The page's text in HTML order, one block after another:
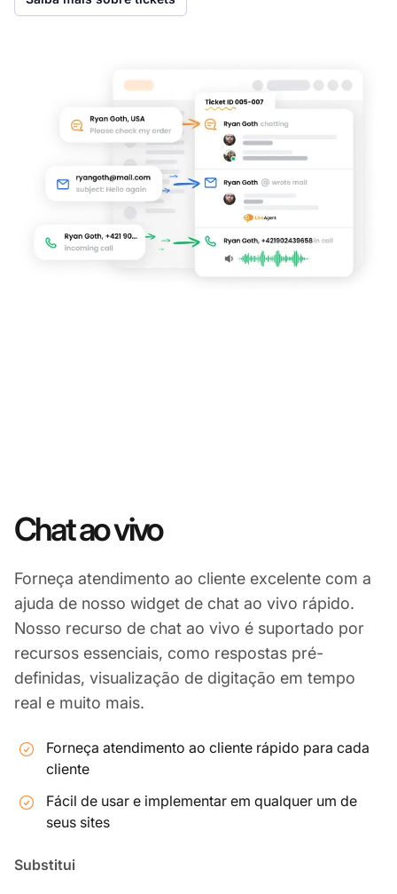
Chat ao vivo
Forneça atendimento ao cliente excelente com a
ajuda de nosso widget de chat ao vivo rápido.
Nosso recurso de chat ao vivo é suportado por
recursos essenciais, como respostas pré-
definidas, visualização de digitação em tempo
real e muito mais.
Forneça atendimento ao cliente rápido para cada
cliente
Fácil de usar e implementar em qualquer um de
seus sites
Substitui